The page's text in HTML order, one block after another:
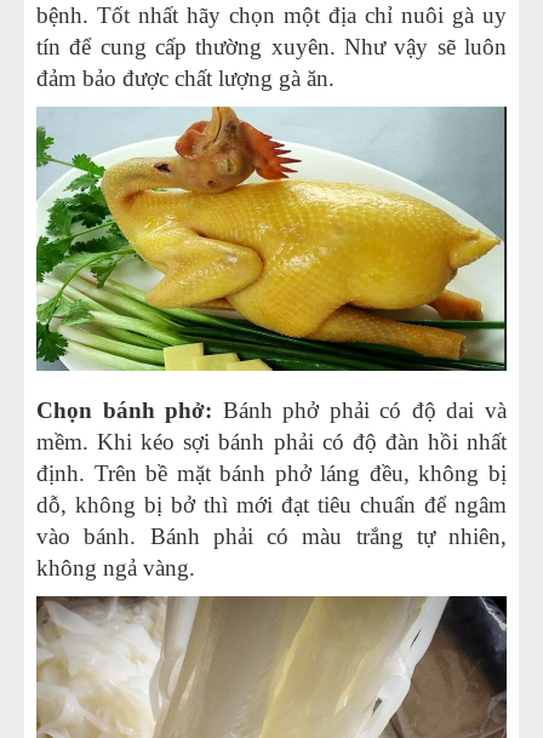
bệnh. Tốt nhất hãy chọn một địa chỉ nuôi gà uy
tín để cung cấp thường xuyên. Như vậy sẽ luôn
đảm bảo được chất lượng gà ăn.
Chọn bánh phở: Bánh phở phải có độ dai và
mềm. Khi kéo sợi bánh phải có độ đàn hồi nhất
định. Trên bề mặt bánh phở láng đều, không bị
dỗ, không bị bở thì mới đạt tiêu chuẩn để ngâm
vào bánh. Bánh phải có màu trắng tự nhiên,
không ngả vàng.